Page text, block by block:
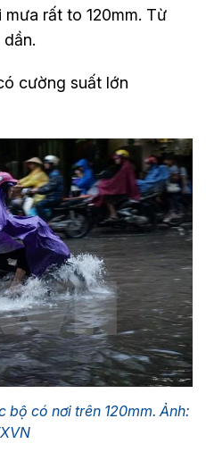
rất to 120mm. Từ
cường suất lớn
bộ có nơi trên 120mm. Ảnh: